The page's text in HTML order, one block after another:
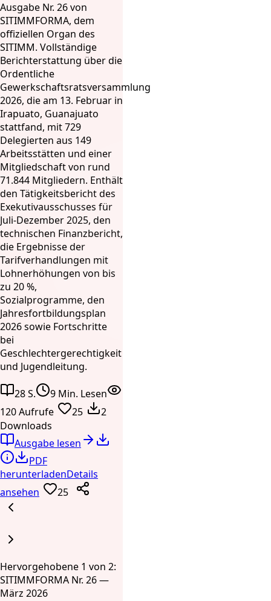
Ausgabe Nr. 26 von
SITIMMFORMA, dem
offiziellen Organ des
SITIMM. Vollständige
Berichterstattung über die
Ordentliche
Gewerkschaftsratsversammlung
2026, die am 13. Februar in
Irapuato, Guanajuato
stattfand, mit 729
Delegierten aus 149
Arbeitsstätten und einer
Mitgliedschaft von rund
71.844 Mitgliedern. Enthält
den Tätigkeitsbericht des
Exekutivausschusses für
Juli-Dezember 2025, den
technischen Finanzbericht,
die Ergebnisse der
Tarifverhandlungen mit
Lohnerhöhungen von bis
zu 20 %,
Sozialprogramme, den
Jahresfortbildungsplan
2026 sowie Fortschritte
bei
Geschlechtergerechtigkeit
und Jugendleitung.
28 S.
9 Min. Lesen
120 Aufrufe
25
2
Downloads
Ausgabe lesen
PDF
herunterladenDetails
ansehen
25
Hervorgehobene 1 von 2:
SITIMMFORMA Nr. 26 —
März 2026